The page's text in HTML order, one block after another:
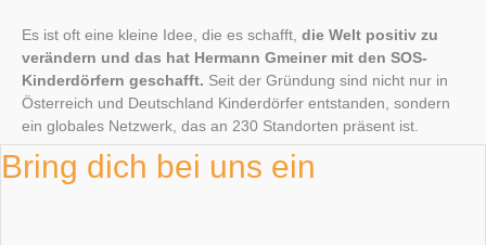
Es ist oft eine kleine Idee, die es schafft, die Welt positiv zu
verändern und das hat Hermann Gmeiner mit den SOS-
Kinderdörfern geschafft. Seit der Gründung sind nicht nur in
Österreich und Deutschland Kinderdörfer entstanden, sondern
ein globales Netzwerk, das an 230 Standorten präsent ist.
Bring dich bei uns ein